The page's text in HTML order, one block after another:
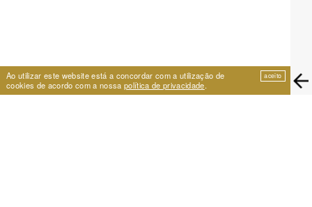
Ao utilizar este website está a concordar com a utilização de
cookies de acordo com a nossapolítica de privacidade.
aceito